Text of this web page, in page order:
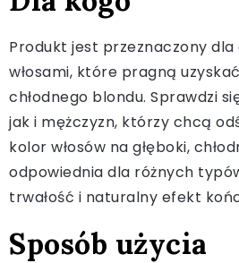
Produkt jest przeznaczony dla
włosami, które pragną
chłodnego blondu. Sprawdzi
jak i mężczyzn, którzy chcą
kolor włosów na głęboki,
odpowiednia dla różnych
trwałość i naturalny efekt
Sposób użycia